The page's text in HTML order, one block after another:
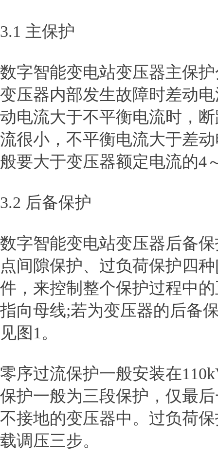
3.1 主保护
数字智能变电站变压器主保
变压器内部发生故障时差动
动电流大于不平衡电流时，
流很小，不平衡电流大于差
般要大于变压器额定电流的4
3.2 后备保护
数字智能变电站变压器后备
点间隙保护、过负荷保护四
件，来控制整个保护过程中
指向母线;若为变压器的后备
见图1。
零序过流保护一般安装在
保护一般为三段保护，仅最
不接地的变压器中。过负荷
载调压三步。